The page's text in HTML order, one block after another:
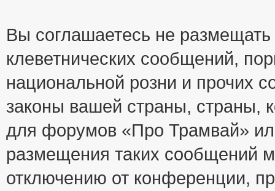
Вы соглашаетесь не
клеветнических сообщений,
национальной розни и прочих
законы вашей страны, страны,
для форумов «Про Трамвай»
размещения таких сообщений
отключению от конференции,